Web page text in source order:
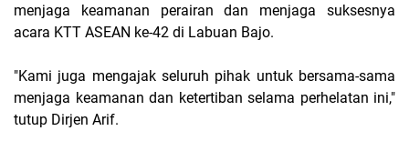
menjaga keamanan perairan dan menjaga suksesnya
acara KTT ASEAN ke-42 di Labuan Bajo.
"Kami juga mengajak seluruh pihak untuk bersama-sama
menjaga keamanan dan ketertiban selama perhelatan ini,"
tutup Dirjen Arif.